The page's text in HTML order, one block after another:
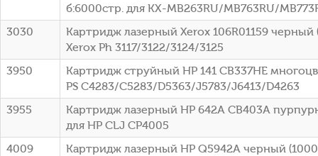
б:6000стр. для KX-MB263RU/MB763RU/
3030
Картридж лазерный Xerox 106R01159 черный
Xerox Ph 3117/3122/3124/3125
3950
Картридж струйный HP 141 CB337HE
PS C4283/C5283/D5363/J5783/J6413/D4263
3955
Картридж лазерный HP 642A CB403A
для HP CLJ CP4005
4009
Картридж лазерный HP Q5942A черный